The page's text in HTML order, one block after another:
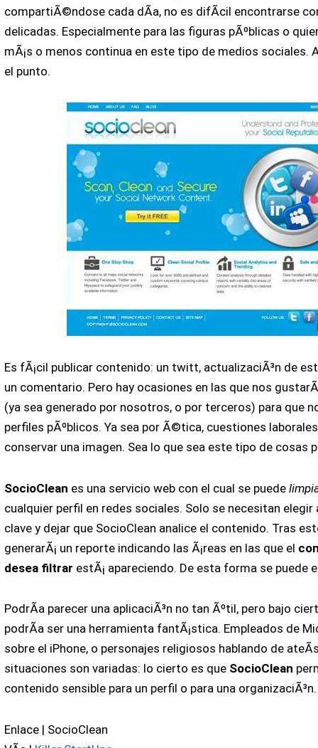
compartiÃ©ndose cada dÃ­a, no es difÃ­cil encontrarse
delicadas. Especialmente para las figuras pÃºblicas o
mÃ¡s o menos continua en este tipo de medios sociales.
el punto.
Es fÃ¡cil publicar contenido: un twitt, actualizaciÃ³n de
un comentario. Pero hay ocasiones en las que nos
(ya sea generado por nosotros, o por terceros) para que
perfiles pÃºblicos. Ya sea por Ã©tica, cuestiones
conservar una imagen. Sea lo que sea este tipo de cosas
SocioClean es una servicio web con el cual se puede
cualquier perfil en redes sociales. Solo se necesitan elegir
clave y dejar que SocioClean analice el contenido. Tras
generarÃ¡ un reporte indicando las Ã¡reas en las que el
desea filtrar estÃ¡ apareciendo. De esta forma se puede
PodrÃ­a parecer una aplicaciÃ³n no tan Ãºtil, pero bajo
podrÃ­a ser una herramienta fantÃ¡stica. Empleados de
sobre el iPhone, o personajes religiosos hablando de
situaciones son variadas: lo cierto es que SocioClean
contenido sensible para un perfil o para una organizaciÃ³n.
Enlace | SocioClean